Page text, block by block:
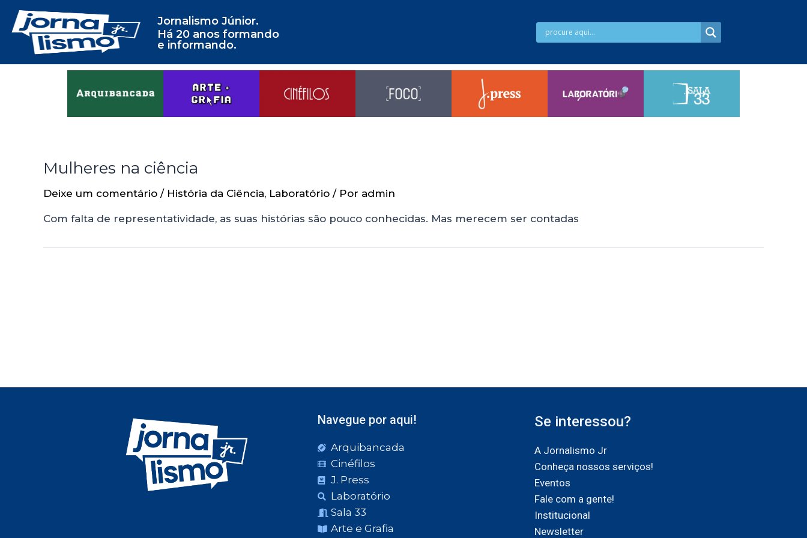
Jornalismo Júnior.
Há 20 anos formando
e informando.
Mulheres na ciência
Deixe um comentário / História da Ciência, Laboratório / Por admin
Com falta de representatividade, as suas histórias são pouco conhecidas. Mas merecem ser contadas
Navegue por aqui!
Arquibancada
Cinéfilos
J. Press
Laboratório
Sala 33
Arte e Grafia
Se interessou?
A Jornalismo Jr
Conheça nossos serviços!
Eventos
Fale com a gente!
Institucional
Newsletter